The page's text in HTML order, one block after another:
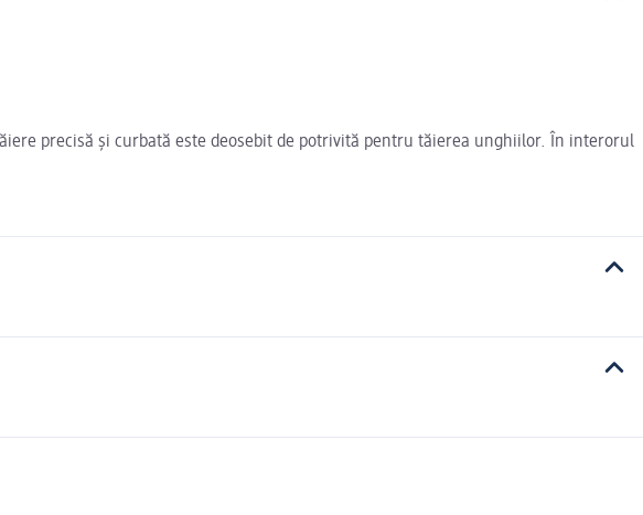
precisă și curbată este deosebit de potrivită pentru tăierea unghiilor. În interorul